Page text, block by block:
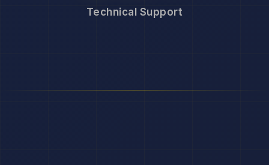
Technical Support